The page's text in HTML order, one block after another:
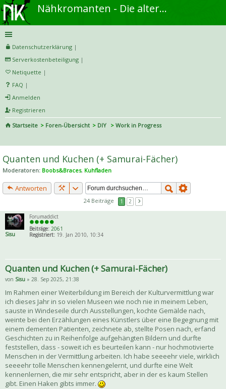
Nähkromanten - Die alternative Näh- und DIY-Community
Datenschutzerklärung |
Serverkostenbeteiligung |
Netiquette |
FAQ |
Anmelden
Registrieren
Startseite
Foren-Übersicht DIY
Work in Progress
he
Quanten und Kuchen (+ Samurai-Fächer)
Moderatoren: Boobs&Braces, Kuhfladen
Antworten
24 Beiträge 1 2
Sisu
Forumaddict
Beiträge: 2061
Registriert:19. Jan 2010, 10:34
Quanten und Kuchen (+ Samurai-Fächer)
von Sisu » 28. Sep 2025, 21:38
Im Rahmen einer Weiterbildung im Bereich der Kulturvermittlung war
ich dieses Jahr in so vielen Museen wie noch nie in meinem Leben,
sauste in Windeseile durch Ausstellungen, kochte Gemälde nach,
weinte bei den Erzählungen eines Künstlers über eine Begegnung mit
einem dementen Patienten, zeichnete ab, stellte Posen nach, erfand
Geschichten zu in Reihenfolge aufgehängten Bildern und durfte
feststellen, dass - soweit ich es beurteilen kann - nur hochmotivierte
Menschen in der Vermittlung arbeiten. Ich habe seeeehr viele, wirklich
seeeehr tolle Menschen kennengelernt, und durfte eine Welt
kennenlernen, die mir sehr entspricht, aber in der es kaum Stellen
gibt. Einen Haken gibts immer.